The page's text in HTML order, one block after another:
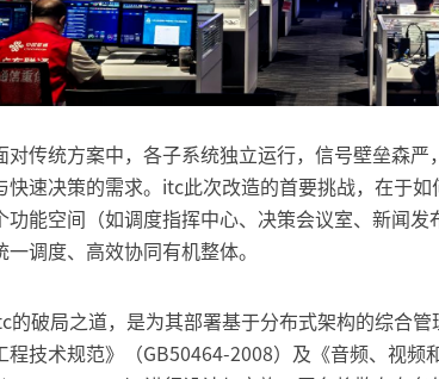
对传统方案中，各子系统独立运行，信号壁垒森
快速决策的需求。itc此次改造的首要挑战，在于
功能空间（如调度指挥中心、决策会议室、新闻
一调度、高效协同有机整体。
的破局之道，是为其部署基于分布式架构的综合
程技术规范》（GB50464-2008）及《音频、视频